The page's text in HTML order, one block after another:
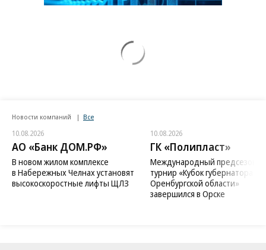
Новости компаний Все
10.08.2026
АО «Банк ДОМ.РФ»
В новом жилом комплексе
в Набережных Челнах установят
высокоскоростные лифты ЩЛЗ
10.08.2026
ГК «Полипласт»
Международный
турнир «Кубок губернатора
Оренбургской области»
завершился в Орске